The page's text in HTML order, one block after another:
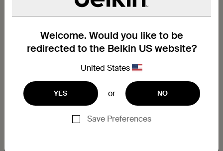
Welcome. Would you like to be
redirected to the Belkin US website?
United States
YES or NO
Save Preferences
Next